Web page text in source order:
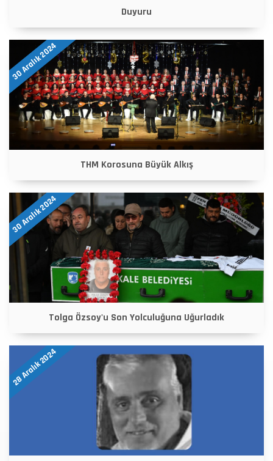
Duyuru
30 Aralık 2024
THM Korosuna Büyük Alkış
30 Aralık 2024
Tolga Özsoy'u Son Yolculuğuna Uğurladık
28 Aralık 2024